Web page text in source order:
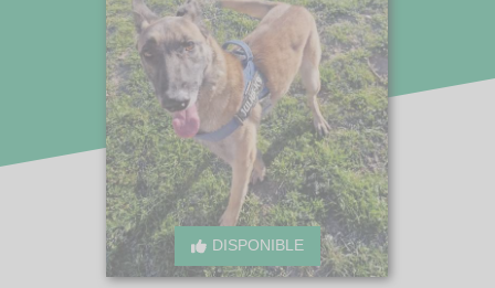
DISPONIBLE